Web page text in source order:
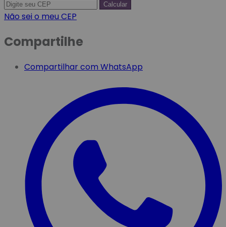
Calcular
Não sei o meu CEP
Compartilhe
Compartilhar com WhatsApp